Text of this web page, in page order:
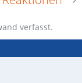
verfasst.